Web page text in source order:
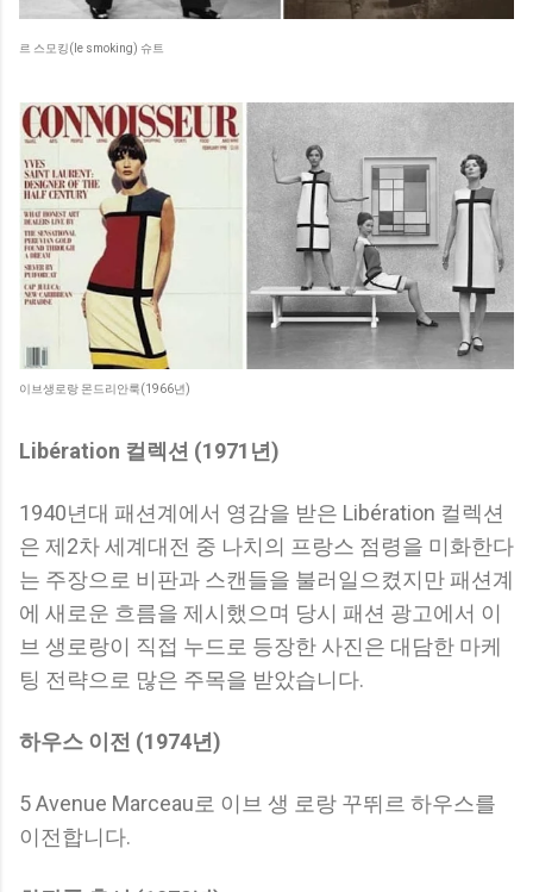
르 스모킹(le smoking) 슈트
이브생로랑 몬드리안룩(1966년)
Libération 컬렉션 (1971년)
1940년대 패션계에서 영감을 받은 Libération 컬렉션
은 제2차 세계대전 중 나치의 프랑스 점령을 미화한다
는 주장으로 비판과 스캔들을 불러일으켰지만 패션계
에 새로운 흐름을 제시했으며 당시 패션 광고에서 이
브 생로랑이 직접 누드로 등장한 사진은 대담한 마케
팅 전략으로 많은 주목을 받았습니다.
하우스 이전 (1974년)
5 Avenue Marceau로 이브 생 로랑 꾸뛰르 하우스를
이전합니다.